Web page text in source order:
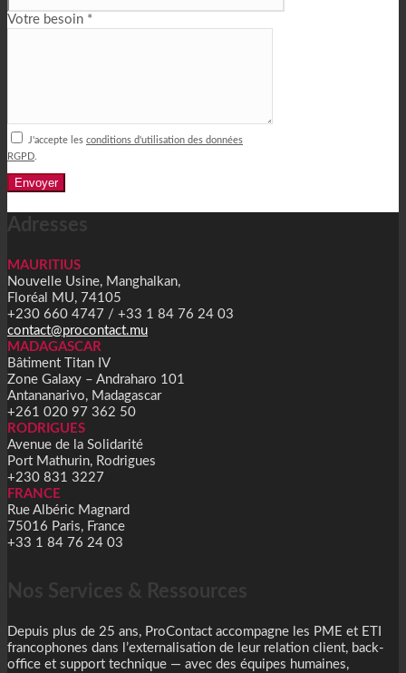
Votre besoin *
J'accepte les conditions d'utilisation des données
RGPD.
Adresses
MAURITIUS
Nouvelle Usine, Manghalkan,
Floréal MU, 74105
+230 660 4747 / +33 1 84 76 24 03
contact@procontact.mu
MADAGASCAR
Bâtiment Titan IV
Zone Galaxy – Andraharo 101
Antananarivo, Madagascar
+261 020 97 362 50
RODRIGUES
Avenue de la Solidarité
Port Mathurin, Rodrigues
+230 831 3227
FRANCE
Rue Albéric Magnard
75016 Paris, France
+33 1 84 76 24 03
Nos Services & Ressources
Depuis plus de 25 ans, ProContact accompagne les PME et ETI
francophones dans l’externalisation de leur relation client, back-
office et support technique — avec des équipes humaines,